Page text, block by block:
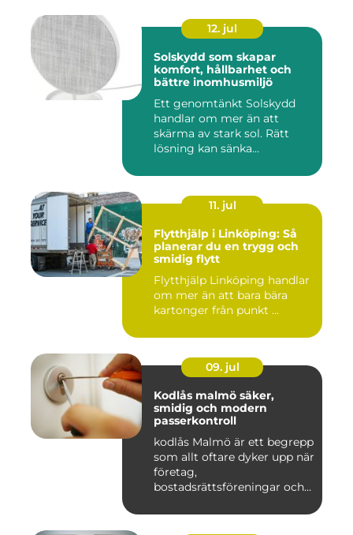
12. jul
Solskydd som skapar
komfort, hållbarhet och
bättre inomhusmiljö
Ett genomtänkt Solskydd
handlar om mer än att
skärma av stark sol. Rätt
lösning kan sänka
11. jul
Flytthjälp i Linköping: Så
planerar du en trygg och
smidig flytt
Flytthjälp Linköping handlar
om mer än att bara bära
kartonger från punkt ...
09. jul
Kodlås malmö säker,
smidig och modern
passerkontroll
kodlås Malmö är ett begrepp
som allt oftare dyker upp när
företag,
bostadsrättsföreningar och